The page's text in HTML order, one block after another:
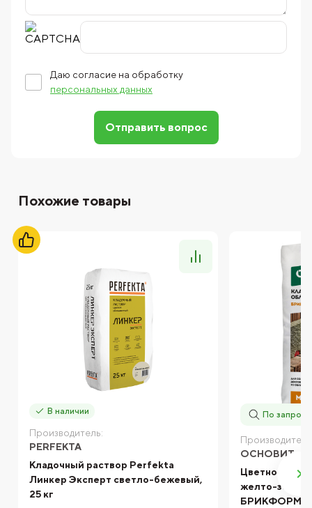
Даю согласие на обработку
персональных данных
Отправить вопрос
Похожие товары
В наличии
Производитель:
PERFEKTA
Кладочный раствор Perfekta
Линкер Эксперт светло-бежевый,
25 кг
По запросу
ОСНОВИТ
Цветной
желто-
БРИКФОРМ